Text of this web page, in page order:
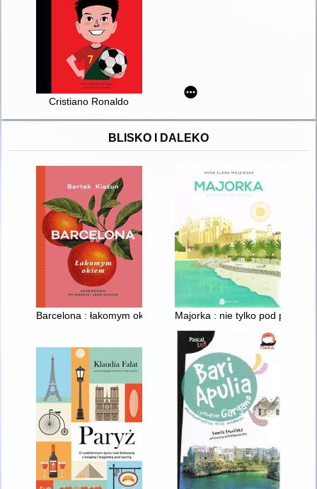
Cristiano Ronaldo
BLISKO I DALEKO
Barcelona : łakomym okiem Majorka : nie tylko pod palmą